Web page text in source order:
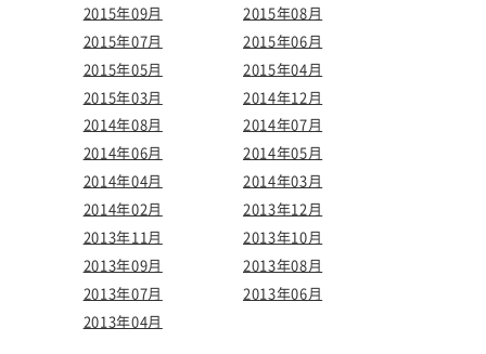
2015年09月
2015年08月
2015年07月
2015年06月
2015年05月
2015年04月
2015年03月
2014年12月
2014年08月
2014年07月
2014年06月
2014年05月
2014年04月
2014年03月
2014年02月
2013年12月
2013年11月
2013年10月
2013年09月
2013年08月
2013年07月
2013年06月
2013年04月